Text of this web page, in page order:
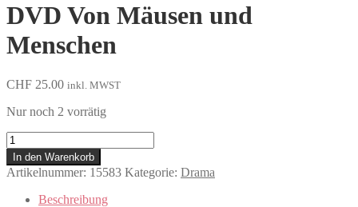
DVD Von Mäusen und
Menschen
CHF 25.00 inkl. MWST
Nur noch 2 vorrätig
Von
Mäusen
und
Menschen
Menge
In den Warenkorb
Artikelnummer: 15583 Kategorie: Drama
Beschreibung